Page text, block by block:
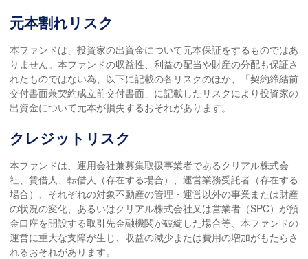
元本割れリスク
本ファンドは、投資家の出資金について元本保証をするものではあ
りません。本ファンドの収益性、利益の配当や財産の分配も保証さ
れたものではない為、以下に記載の各リスクのほか、「契約締結前
交付書面兼契約成立前交付書面」に記載したリスクにより投資家の
出資金について元本が損失するおそれがあります。
クレジットリスク
本ファンドは、運用会社兼募集取扱事業者であるクリアル株式会
社、賃借人、転借人（存在する場合）、運営業務受託者（存在する
場合）、それぞれの対象不動産の管理・運営以外の事業または財産
の状況の変化、あるいはクリアル株式会社又は営業者（SPC）が預
金口座を開設する取引先金融機関が破綻した場合等、本ファンドの
運営に重大な支障が生じ、収益の減少または費用の増加がもたらさ
れるおそれがあります。